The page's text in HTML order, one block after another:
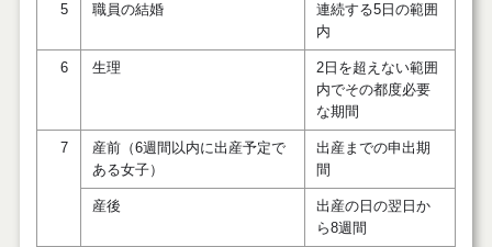
5 職員の結婚
連続する5日の範囲
内
6 生理
2日を超えない範囲
内でその都度必要
な期間
7
産前（6週間以内に出産予定で
ある女子）
出産までの申出期
間
産後
出産の日の翌日か
ら8週間